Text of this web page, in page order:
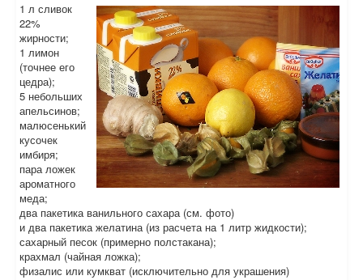
1 л сливок
22%
жирности;
1 лимон
(точнее его
цедра);
5 небольших
апельсинов;
малюсенький
кусочек
имбиря;
пара ложек
ароматного
меда;
два пакетика ванильного сахара (см. фото)
и два пакетика желатина (из расчета на 1 литр жидкости);
сахарный песок (примерно полстакана);
крахмал (чайная ложка);
физалис или кумкват (исключительно для украшения)